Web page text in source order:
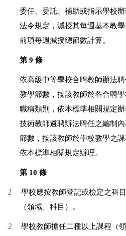
委任、委託、補助或指示學校
法令規定，減授其每週基本教
前項每週減授總節數計算。
第 9 條
依高級中等學校合聘教師辦法
教學節數，按該教師於各合聘
職稱類別，依本標準相關規定
技術教師遴聘辦法聘任之編制
節數，按該教師於學校教學之
依本標準相關規定辦理。
第 10 條
1 學校應按教師登記或檢定之科
（領域、科目）。
2 學校教師擔任二種以上課程（